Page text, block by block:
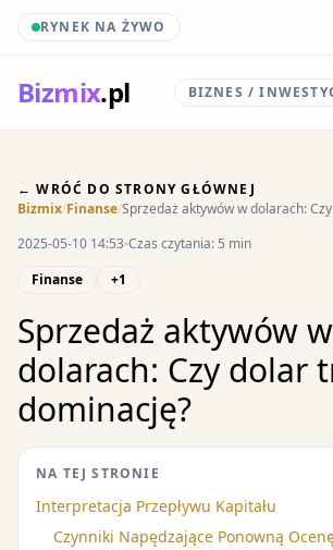
RYNEK NA ŻYWO
Bizmix.pl BIZNES /
← WRÓĆ DO STRONY GŁÓWNEJ
Bizmix/Finanse/Sprzedaż aktywów w dolarach:
2025-05-10 14:53 Czas czytania: 5 min
Finanse
+1
Sprzedaż aktywów w
dolarach: Czy dolar
dominację?
NA TEJ STRONIE
Interpretacja Przepływu Kapitału
Czynniki Napędzające Ponowną